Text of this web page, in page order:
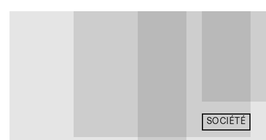
SOCIÉTÉ